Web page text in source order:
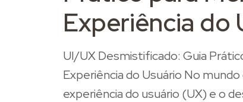
Experiência do
UI/UX Desmistificado: Guia
Experiência do Usuário No mundo
experiência do usuário (UX) e o